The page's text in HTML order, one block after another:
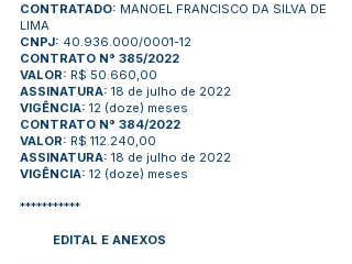
CONTRATADO: MANOEL FRANCISCO DA SILVA DE
LIMA
CNPJ: 40.936.000/0001-12
CONTRATO N° 385/2022
VALOR: R$ 50.660,00
ASSINATURA: 18 de julho de 2022
VIGÊNCIA: 12 (doze) meses
CONTRATO N° 384/2022
VALOR: R$ 112.240,00
ASSINATURA: 18 de julho de 2022
VIGÊNCIA: 12 (doze) meses
***********
EDITAL E ANEXOS